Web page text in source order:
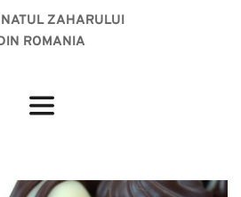
ZAHARULUI
ROMANIA